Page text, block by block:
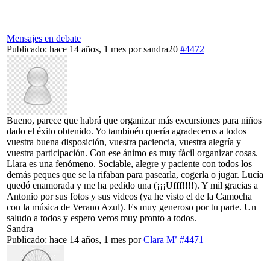
Mensajes en debate
Publicado: hace 14 años, 1 mes porsandra20 #4472
Bueno, parece que habrá que organizar más excursiones para niños
dado el éxito obtenido. Yo tambioén quería agradeceros a todos
vuestra buena disposición, vuestra paciencia, vuestra alegría y
vuestra participación. Con ese ánimo es muy fácil organizar cosas.
Llara es una fenómeno. Sociable, alegre y paciente con todos los
demás peques que se la rifaban para pasearla, cogerla o jugar. Lucía
quedó enamorada y me ha pedido una (¡¡¡Ufff!!!!). Y mil gracias a
Antonio por sus fotos y sus videos (ya he visto el de la Camocha
con la música de Verano Azul). Es muy generoso por tu parte. Un
saludo a todos y espero veros muy pronto a todos.
Sandra
Publicado: hace 14 años, 1 mes porClara Mª #4471